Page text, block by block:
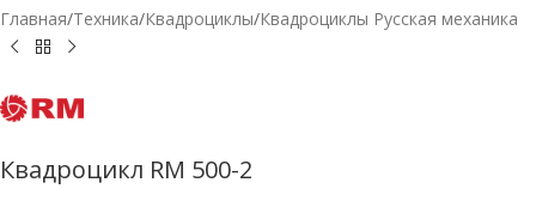
Главная/Техника/Квадроциклы/Квадроциклы Русская механика
Квадроцикл RМ 500-2